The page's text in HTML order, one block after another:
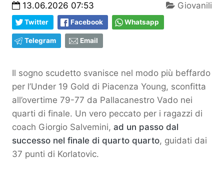
13.06.2026 07:53 Giovanili
Twitter Facebook Whatsapp
Telegram Email
Il sogno scudetto svanisce nel modo più beffardo
per l’Under 19 Gold di Piacenza Young, sconfitta
all’overtime 79-77 da Pallacanestro Vado nei
quarti di finale. Un vero peccato per i ragazzi di
coach Giorgio Salvemini, ad un passo dal
successo nel finale di quarto quarto, guidati dai
37 punti di Korlatovic.